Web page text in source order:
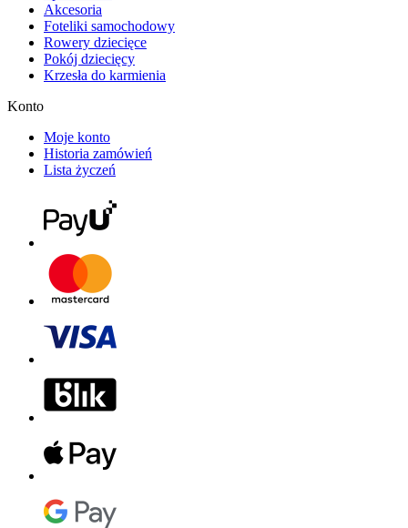
Akcesoria
Foteliki samochodowy
Rowery dziecięce
Pokój dziecięcy
Krzesła do karmienia
Konto
Moje konto
Historia zamówień
Lista życzeń